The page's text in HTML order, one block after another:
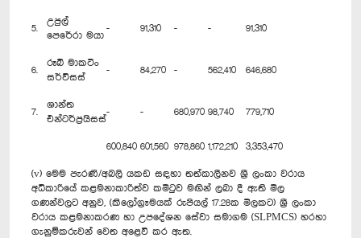
5.
උපුල්
පෙරේරා මයා
- 91,310 - - 91,310
6.
රූබි මාකටිං
සර්විසස්
- 84,270 - 562,410 646,680
7.
ශාන්ත
එන්ටර්ප්‍රයිසස්
- - 680,970 98,740 779,710
600,840 601,560 978,860 1,172,210 3,353,470
(v) මෙම පැරණි/අබලි යකඩ සඳහා තත්කාලීනව ශ්‍රී ලංකා වරාය
අධිකාරියේ කළමනාකාරිත්ව කමිටුව මඟින් ලබා දී ඇති මිල
ගණන්වලට අනුව, (කිලෝග්‍රෑමයක් රුපියල් 17.28ක මිලකට) ශ්‍රී ලංකා
වරාය කළමනාකරණ හා උපදේශන සේවා සමාගම (SLPMCS) හරහා
ගැනුම්කරුවන් වෙත අළෙවි කර ඇත.